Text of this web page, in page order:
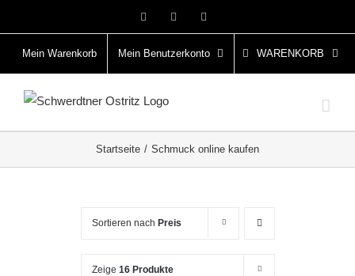
Inhalt
springen
FacebookInstagram
Mein Warenkorb Mein Benutzerkonto WARENKORB
Startseite Schmuck online kaufen
Sortieren nach Preis
Zeige 16 Produkte